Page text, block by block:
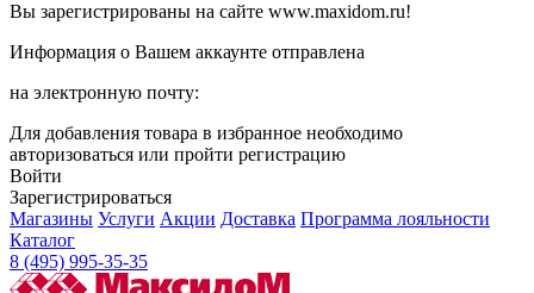
Вы зарегистрированы на сайте www.maxidom.ru!
Информация о Вашем аккаунте отправлена
на электронную почту:
Для добавления товара в избранное необходимо
авторизоваться или пройти регистрацию
Войти
Зарегистрироваться
Магазины Услуги Акции Доставка Программа лояльности
Каталог
8 (495) 995-35-35